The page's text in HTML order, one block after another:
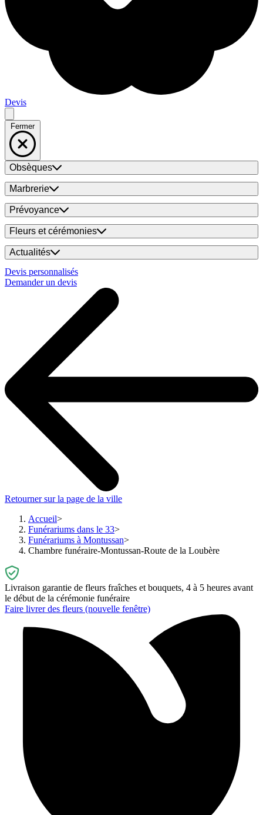
Devis
Fermer
Obsèques
Marbrerie
Prévoyance
Fleurs et cérémonies
Actualités
Devis personnalisés
Demander un devis
Retourner sur la page de la ville
Accueil
Funérariums dans le 33
Funérariums à Montussan
Chambre funéraire-Montussan-Route de la Loubère
Livraison garantie de fleurs fraîches et bouquets, 4 à 5 heures avant
le début de la cérémonie funéraire
Faire livrer des fleurs (nouvelle fenêtre)